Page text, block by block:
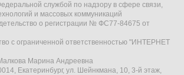
службой по надзору в сфере связи,
и массовых коммуникаций
о регистрации № ФС77-84675 от
с ограниченной ответственностью "ИНТЕРНЕТ
Марина Андреевна
Екатеринбург, ул. Шейнкмана, 10, 3-й этаж,